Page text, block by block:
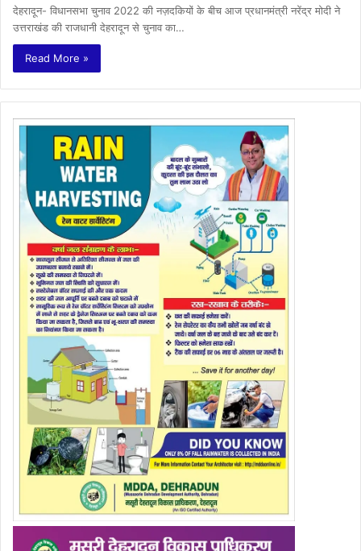
देहरादून- विधानसभा चुनाव 2022 की नज़दकियों के बीच आज प्रधानमंत्री नरेंद्र मोदी ने
उत्तराखंड की राजधानी देहरादून से चुनाव का…
Read More »